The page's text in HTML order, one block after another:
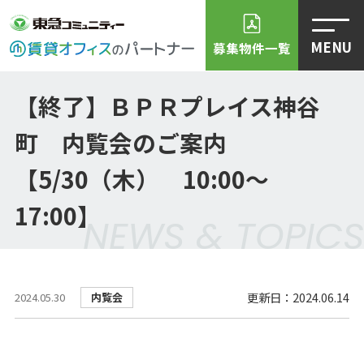
募集物件一覧 MENU
【終了】ＢＰＲプレイス神谷
町 内覧会のご案内
【5/30（木） 10:00～
17:00】NEWS & TOPICS
2024.05.30 内覧会 更新日：2024.06.14